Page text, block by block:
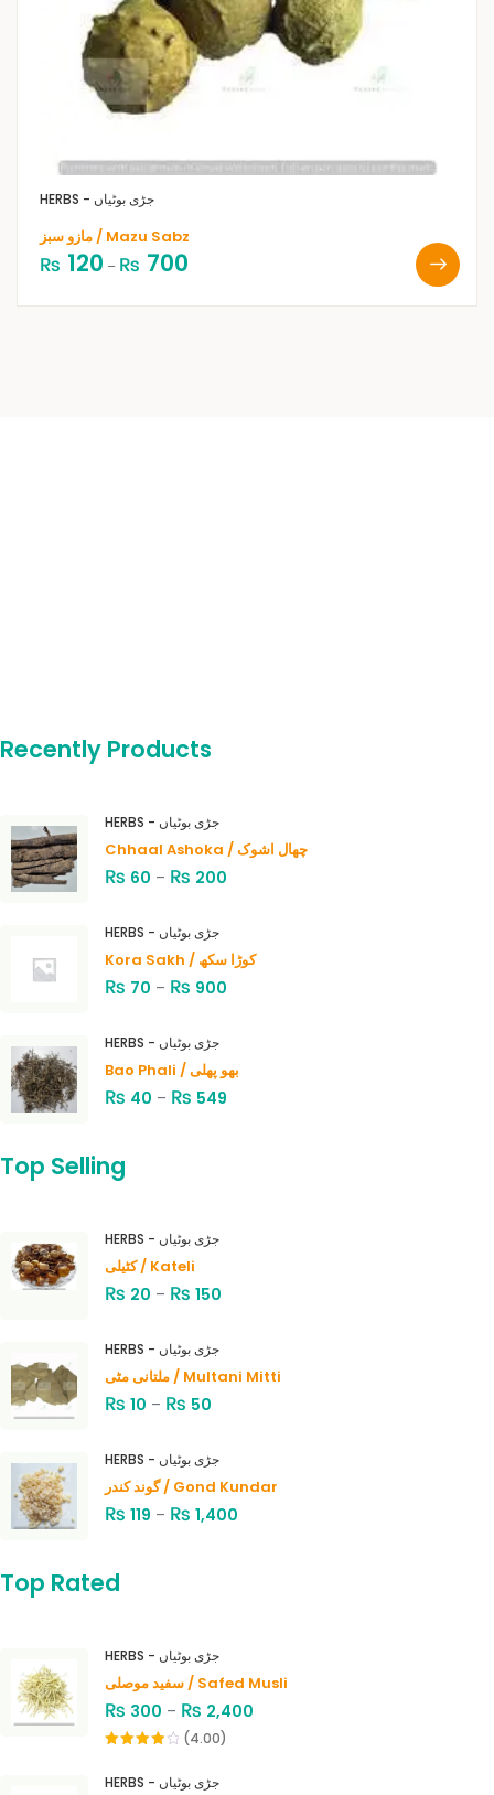
HERBS - جڑی بوٹیاں
مازو سبز / Mazu Sabz
₨ 120 – ₨ 700
Recently Products
HERBS - جڑی بوٹیاں
Chhaal Ashoka / چھال اشوک
₨ 60 – ₨ 200
HERBS - جڑی بوٹیاں
Kora Sakh / کوڑا سکھ
₨ 70 – ₨ 900
HERBS - جڑی بوٹیاں
Bao Phali / بھو پھلی
₨ 40 – ₨ 549
Top Selling
HERBS - جڑی بوٹیاں
کٹیلی / Kateli
₨ 20 – ₨ 150
HERBS - جڑی بوٹیاں
ملتانی مٹی / Multani Mitti
₨ 10 – ₨ 50
HERBS - جڑی بوٹیاں
گوند کندر / Gond Kundar
₨ 119 – ₨ 1,400
Top Rated
HERBS - جڑی بوٹیاں
سفید موصلی / Safed Musli
₨ 300 – ₨ 2,400
of 5
(4.00)
HERBS - جڑی بوٹیاں